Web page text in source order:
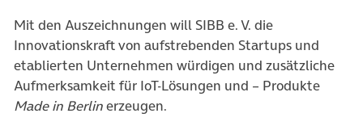
Mit den Auszeichnungen will SIBB e. V. die
Innovationskraft von aufstrebenden Startups und
etablierten Unternehmen würdigen und zusätzliche
Aufmerksamkeit für IoT-Lösungen und – Produkte
Made in Berlinerzeugen.